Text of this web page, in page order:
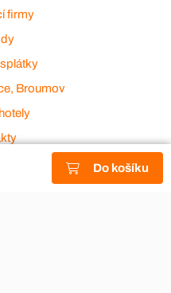
Do košíku
firmy
Broumov
karty